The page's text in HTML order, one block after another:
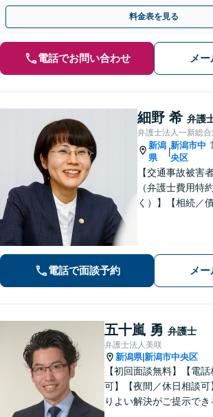
限り接見し、丁寧な説明と迅速な対応しています。
料金表を見る
電話でお問い合わせ メ
細野 希 弁護
弁護士法人一新総
新潟
県
新潟市中
央区
【交通事故被害
（弁護士費用特
く）】【相続／
き、気持ちに寄
ートをいたします
電話で面談予約 メ
五十嵐 勇 弁護士
弁護士法人美咲
新潟県|新潟市中央区
【初回面談無料】【電話
可】【夜間／休日相談可
りよい解決がご提示でき